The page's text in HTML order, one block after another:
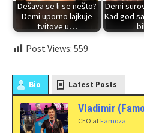
Dešava se li se nešto?
Demi uporno lajkuje
tvitove u…
Demi
Kad god
Post Views: 559
Bio Latest Posts
Vladimir
CEO at Famoza